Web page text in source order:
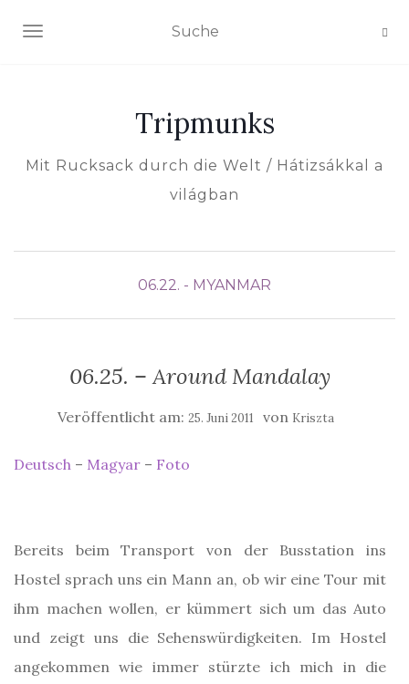
NAVIGATION EIN-/AUSSCHALTEN
Tripmunks
Mit Rucksack durch die Welt / Hátizsákkal a
világban
06.22. - MYANMAR
06.25. – Around Mandalay
Veröffentlicht am: 25. Juni 2011 von Kriszta
Deutsch – Magyar – Foto
Bereits beim Transport von der Busstation ins
Hostel sprach uns ein Mann an, ob wir eine Tour mit
ihm machen wollen, er kümmert sich um das Auto
und zeigt uns die Sehenswürdigkeiten. Im Hostel
angekommen wie immer stürzte ich mich in die